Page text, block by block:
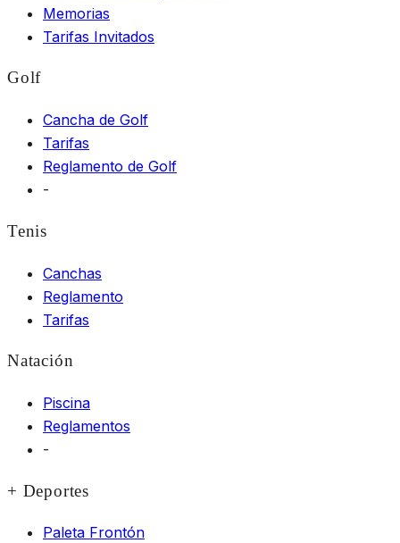
Memorias
Tarifas Invitados
Golf
Cancha de Golf
Tarifas
Reglamento de Golf
-
Tenis
Canchas
Reglamento
Tarifas
Natación
Piscina
Reglamentos
-
+ Deportes
Paleta Frontón